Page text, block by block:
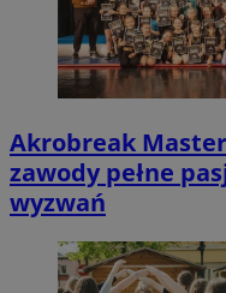
Akrobreak
zawody pełne
wyzwań